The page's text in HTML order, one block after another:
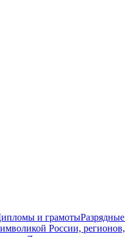
и грамоты
России, регионов,